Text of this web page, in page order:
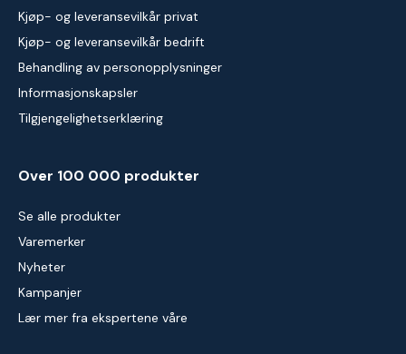
Kjøp- og leveransevilkår privat
Kjøp- og leveransevilkår bedrift
Behandling av personopplysninger
Informasjonskapsler
Tilgjengelighetserklæring
Over 100 000 produkter
Se alle produkter
Varemerker
Nyheter
Kampanjer
Lær mer fra ekspertene våre